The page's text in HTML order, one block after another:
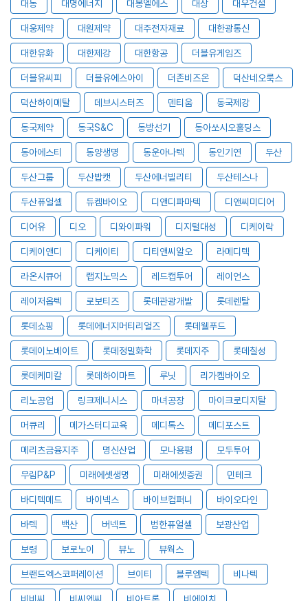
대동 대명에너지 대봉엘에스 대상 대우건설
대웅제약 대원제약 대주전자재료 대한광통신
대한유화 대한제강 대한항공 더블유게임즈
더블유씨피 더블유에스아이 더존비즈온 덕산네오룩스
덕산하이메탈 데브시스터즈 덴티움 동국제강
동국제약 동국S&C 동방선기 동아쏘시오홀딩스
동아에스티 동양생명 동운아나텍 동인기연 두산
두산그룹 두산밥캣 두산에너빌리티 두산테스나
두산퓨얼셀 듀켐바이오 디앤디파마텍 디앤씨미디어
디어유 디오 디와이파워 디지털대성 디케이락
디케이앤디 디케이티 디티앤씨알오 라메디텍
라온시큐어 랩지노믹스 레드캡투어 레이언스
레이저옵텍 로보티즈 롯데관광개발 롯데렌탈
롯데쇼핑 롯데에너지머티리얼즈 롯데웰푸드
롯데이노베이트 롯데정밀화학 롯데지주 롯데칠성
롯데케미칼 롯데하이마트 루닛 리가켐바이오
리노공업 링크제니시스 마녀공장 마이크로디지탈
머큐리 메가스터디교육 메디톡스 메디포스트
메리츠금융지주 명신산업 모나용평 모두투어
무림P&P 미래에셋생명 미래에셋증권 민테크
바디텍메드 바이넥스 바이브컴퍼니 바이오다인
바텍 백산 버넥트 범한퓨얼셀 보광산업
보령 보로노이 뷰노 뷰웍스
브랜드엑스코퍼레이션 브이티 블루엠텍 비나텍
비비씨 비씨엔씨 비아트론 비에이치